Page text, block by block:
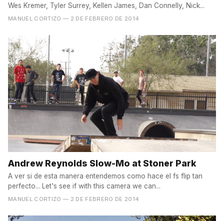
Wes Kremer, Tyler Surrey, Kellen James, Dan Connelly, Nick...
MANUEL CORTIZO — 2 DE FEBRERO DE 2014
Andrew Reynolds Slow-Mo at Stoner Park
A ver si de esta manera entendemos como hace el fs flip tan
perfecto... Let's see if with this camera we can...
MANUEL CORTIZO — 2 DE FEBRERO DE 2014